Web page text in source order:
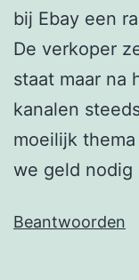
bij Ebay een
De verkoper
staat maar na
kanalen
moeilijk
we geld nodig
Beantwoorden